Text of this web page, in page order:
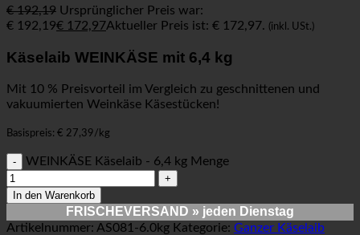
€192,19 Ursprünglicher Preis war:
€ 192,19€ 172,97Aktueller Preis ist: € 172,97. (inkl. USt.)
Käselaib WEINKÄSE mit 6,4 kg
Mit 10 % Preisvorteil im Vergleich zu geschnittenen und
vakuumierten Weinkäse Käsestücken!
Basispreis: € 27,39/kg
WEINKÄSE Käselaib - 6,4 kg Menge
In den Warenkorb
FRISCHEVERSAND » jeden Dienstag
Artikelnummer: AS081-6.0kg Kategorie: Ganzer Käselaib